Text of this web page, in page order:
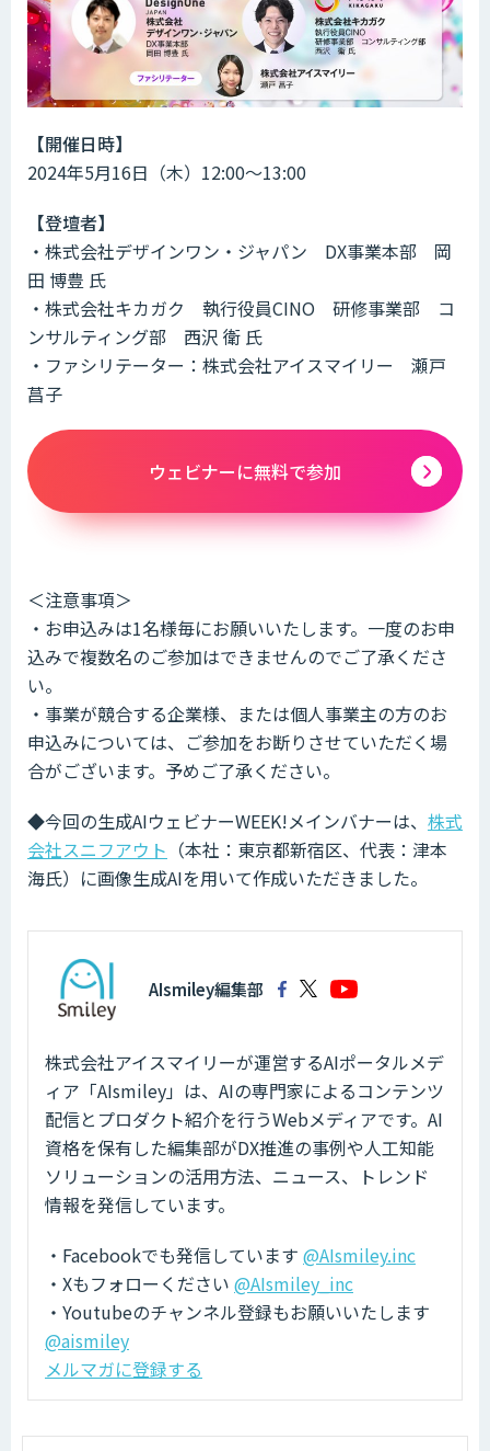
【開催日時】
2024年5月16日（木）12:00～13:00
【登壇者】
・株式会社デザインワン・ジャパン DX事業本部 岡
⽥ 博豊 氏
・株式会社キカガク 執行役員CINO 研修事業部 コ
ンサルティング部 西沢 衛 氏
・ファシリテーター：株式会社アイスマイリー 瀬戸
菖子
ウェビナーに無料で参加
＜注意事項＞
・お申込みは1名様毎にお願いいたします。一度のお申
込みで複数名のご参加はできませんのでご了承くださ
い。
・事業が競合する企業様、または個人事業主の方のお
申込みについては、ご参加をお断りさせていただく場
合がございます。予めご了承ください。
◆今回の生成AIウェビナーWEEK!メインバナーは、 株式
会社スニフアウト （本社：東京都新宿区、代表：津本
海氏）に画像生成AIを用いて作成いただきました。
AIsmiley編集部
株式会社アイスマイリーが運営するAIポータルメデ
ィア「AIsmiley」は、AIの専門家によるコンテンツ
配信とプロダクト紹介を行うWebメディアです。AI
資格を保有した編集部がDX推進の事例や人工知能
ソリューションの活用方法、ニュース、トレンド
情報を発信しています。
・Facebookでも発信しています @AIsmiley.inc
・Xもフォローください @AIsmiley_inc
・Youtubeのチャンネル登録もお願いいたします
@aismiley
メルマガに登録する